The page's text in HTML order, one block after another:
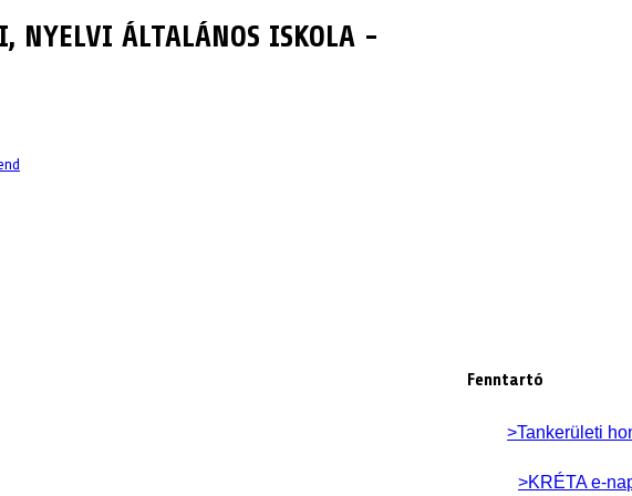
NYELVI ÁLTALÁNOS ISKOLA -
Fenntartó
>Tankerületi
>KRÉTA e-